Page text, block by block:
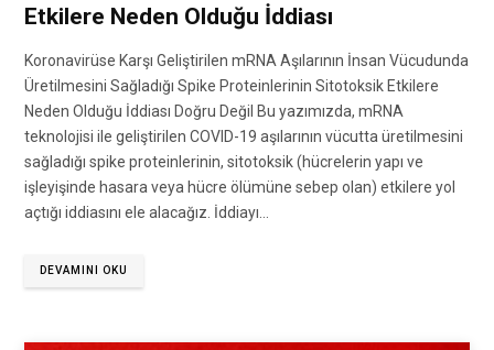
Etkilere Neden Olduğu İddiası
Koronavirüse Karşı Geliştirilen mRNA Aşılarının İnsan Vücudunda
Üretilmesini Sağladığı Spike Proteinlerinin Sitotoksik Etkilere
Neden Olduğu İddiası Doğru Değil Bu yazımızda, mRNA
teknolojisi ile geliştirilen COVID-19 aşılarının vücutta üretilmesini
sağladığı spike proteinlerinin, sitotoksik (hücrelerin yapı ve
işleyişinde hasara veya hücre ölümüne sebep olan) etkilere yol
açtığı iddiasını ele alacağız. İddiayı…
DEVAMINI OKU